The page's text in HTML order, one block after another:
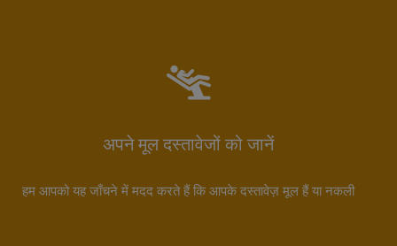
अपने मूल दस्तावेजों को जानें
हम आपको यह जाँचने में मदद करते हैं कि आपके दस्तावेज़ मूल हैं या नकली